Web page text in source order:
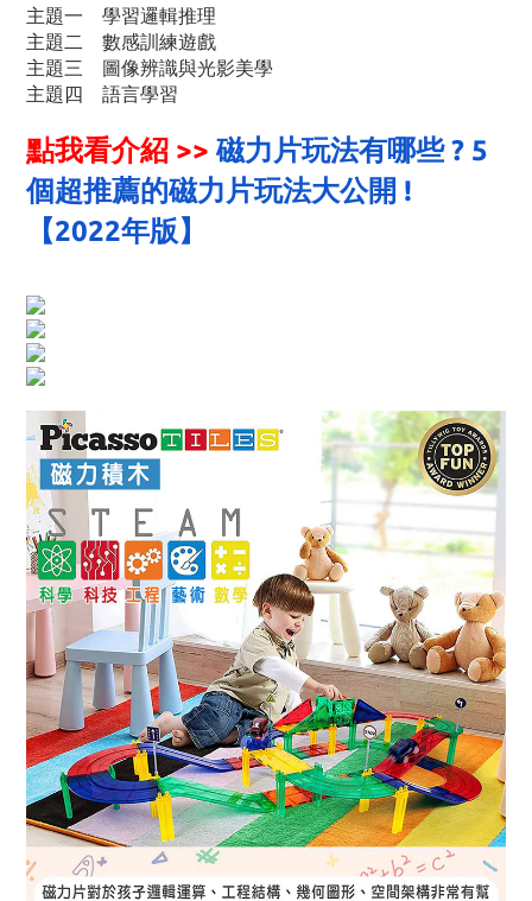
主題一 學習邏輯推理
主題二 數感訓練遊戲
主題三 圖像辨識與光影美學
主題四
語言學習
點我看介紹 >> 磁力片玩法有哪些 ? 5
個超推薦的磁力片玩法大公開 !
【2022年版】